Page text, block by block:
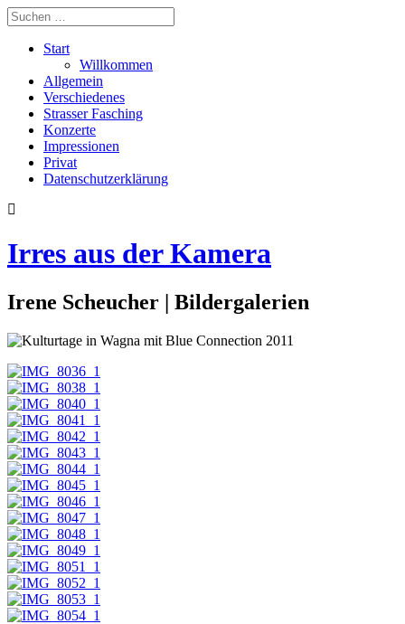
Start
Willkommen
Allgemein
Verschiedenes
Strasser Fasching
Konzerte
Impressionen
Privat
Datenschutzerklärung
Irres aus der Kamera
Irene Scheucher | Bildergalerien